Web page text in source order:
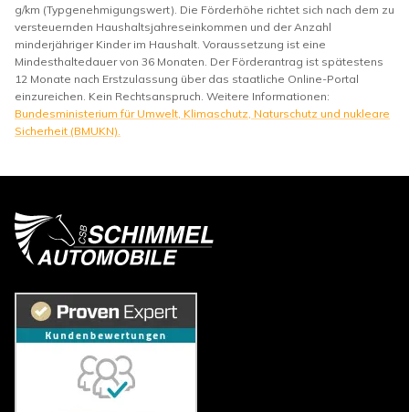
g/km (Typgenehmigungswert). Die Förderhöhe richtet sich nach dem zu
versteuernden Haushaltsjahreseinkommen und der Anzahl
minderjähriger Kinder im Haushalt. Voraussetzung ist eine
Mindesthaltedauer von 36 Monaten. Der Förderantrag ist spätestens
12 Monate nach Erstzulassung über das staatliche Online-Portal
einzureichen. Kein Rechtsanspruch. Weitere Informationen:
Bundesministerium für Umwelt, Klimaschutz, Naturschutz und nukleare
Sicherheit (BMUKN).